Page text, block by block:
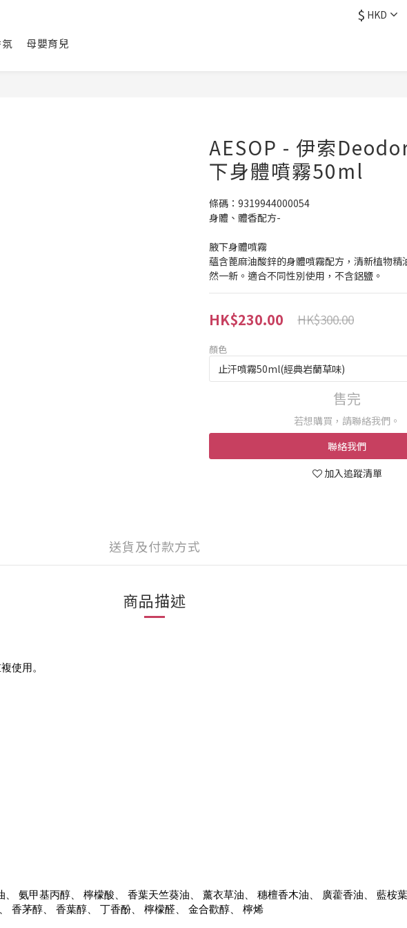
$ HKD
母嬰育兒
AESOP - 伊索
下身體噴霧50ml
條碼：9319944000054
身體、體香配方-
腋下身體噴霧
蘊含蓖麻油酸鋅的身體噴霧配方，清新植物精
然一新。適合不同性別使用，不含鋁鹽。
HK$230.00 HK$300.00
顏色
售完
若想購買，請聯絡我們。
聯絡我們
加入追蹤清單
送貨及付款方式
商品描述
使用。
氨甲基丙醇、 檸檬酸、 香葉天竺葵油、 薰衣草油、 穗檀香木油、 廣藿香油、 藍桉
香茅醇、 香葉醇、 丁香酚、 檸檬醛、 金合歡醇、 檸烯